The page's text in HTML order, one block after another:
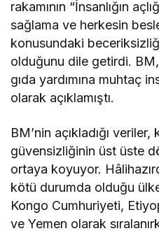
rakamının “İnsanlığın
sağlama ve herkesin
konusundaki
olduğunu dile getirdi.
gıda yardımına muhtaç
olarak açıklamıştı.
BM’nin açıkladığı veriler,
güvensizliğinin üst üste
ortaya koyuyor.
kötü durumda olduğu
Kongo Cumhuriyeti,
ve Yemen olarak